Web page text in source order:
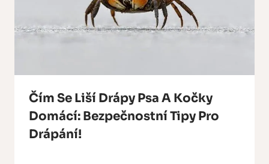
Čím Se Liší Drápy Psa A Kočky
Domácí: Bezpečnostní Tipy Pro
Drápání!